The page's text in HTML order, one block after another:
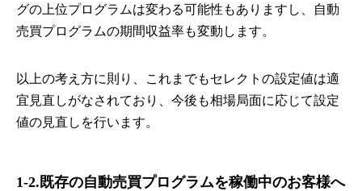
グの上位プログラムは変わる可能性もありますし、自動
売買プログラムの期間収益率も変動します。
以上の考え方に則り、これまでもセレクトの設定値は適
宜見直しがなされており、今後も相場局面に応じて設定
値の見直しを行います。
1-2.既存の自動売買プログラムを稼働中のお客様へ